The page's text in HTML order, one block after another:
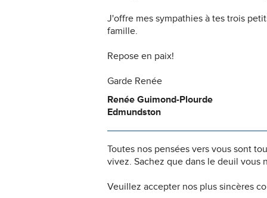
J'offre mes sympathies à tes trois
famille.
Repose en paix!
Garde Renée
Renée Guimond-Plourde
Edmundston
Toutes nos pensées vers vous sont
vivez. Sachez que dans le deuil vous
Veuillez accepter nos plus sincères